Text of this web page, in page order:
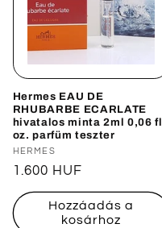
Hermes EAU DE
RHUBARBE ECARLATE
hivatalos minta 2ml 0,06
oz. parfüm teszter
Forgalmazó:
HERMES
Normál
ár
1.600 HUF
Hozzáadás a
kosárhoz